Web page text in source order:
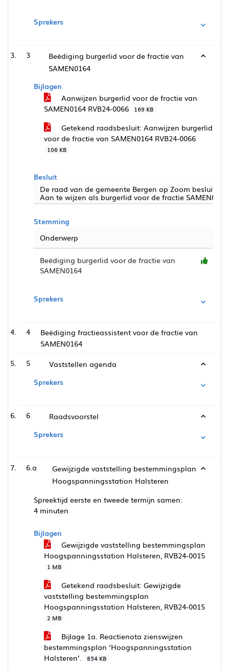
Sprekers
3
Beëdiging burgerlid voor de fractie van
SAMEN0164
Bijlagen
Aanwijzen burgerlid voor de fractie van
SAMEN0164 RVB24-0066
169 KB
Getekend raadsbesluit: Aanwijzen burgerlid
voor de fractie van SAMEN0164 RVB24-0066
106 KB
Besluit
De raad van de gemeente Bergen op Zoom besluit:
Aan te wijzen als burgerlid voor de fractie
Stemming
Onderwerp
Beëdiging burgerlid voor de fractie van
SAMEN0164
Sprekers
4
Beëdiging fractieassistent voor de fractie van
SAMEN0164
5
Vaststellen agenda
Sprekers
6
Raadsvoorstel
Sprekers
6.a
Gewijzigde vaststelling bestemmingsplan
Hoogspanningsstation Halsteren
Spreektijd eerste en tweede termijn samen:
4 minuten
Bijlagen
Gewijzigde vaststelling bestemmingsplan
Hoogspanningsstation Halsteren, RVB24-0015
1 MB
Getekend raadsbesluit: Gewijzigde
vaststelling bestemmingsplan
Hoogspanningsstation Halsteren, RVB24-0015
2 MB
Bijlage 1a. Reactienota zienswijzen
bestemmingsplan ‘Hoogspanningsstation
Halsteren’.
854 KB